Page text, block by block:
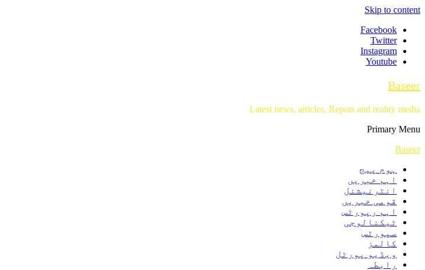
Skip to content
Facebook
Twitter
Instagram
Youtube
Baseer
Latest news, articles, Repots and reality media
Primary Menu
Baseer
ہوم پیج
اہم خبریں
انٹرنیشنل
قومی خبریں
اہم رپورٹس
ٹیکنالوجی
سپورٹس
کالمز
ویڈیو پورٹل
رابطہ